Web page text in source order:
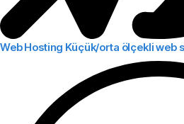
Web Hosting Küçük/orta ölçekli web